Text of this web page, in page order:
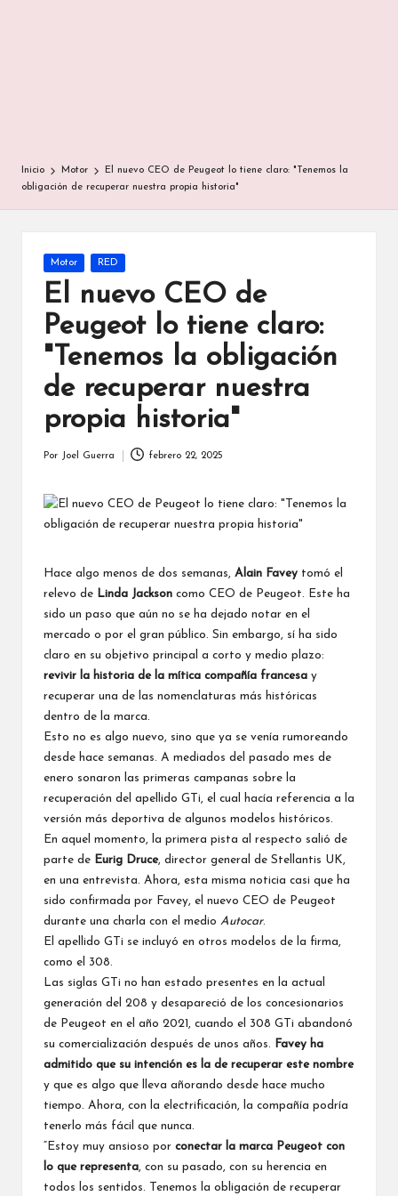
Inicio Motor
El nuevo CEO de Peugeot lo tiene claro: "Tenemos la
obligación de recuperar nuestra propia historia"
Publicada
en
Motor RED
El nuevo CEO de
Peugeot lo tiene claro:
"Tenemos la obligación
de recuperar nuestra
propia historia"
Por Joel Guerra febrero 22, 2025
Hace algo menos de dos semanas, Alain Favey tomó el
relevo de Linda Jackson como CEO de Peugeot. Este ha
sido un paso que aún no se ha dejado notar en el
mercado o por el gran público. Sin embargo, sí ha sido
claro en su objetivo principal a corto y medio plazo:
revivir la historia de la mítica compañía francesa y
recuperar una de las nomenclaturas más históricas
dentro de la marca.
Esto no es algo nuevo, sino que ya se venía rumoreando
desde hace semanas. A mediados del pasado mes de
enero sonaron las primeras campanas sobre la
recuperación del apellido GTi , el cual hacía referencia a la
versión más deportiva de algunos modelos históricos.
En aquel momento, la primera pista al respecto salió de
parte de Eurig Druce, director general de Stellantis UK,
en una entrevista. Ahora, esta misma noticia casi que ha
sido confirmada por Favey, el nuevo CEO de Peugeot
durante una charla con el medio Autocar.
El apellido GTi se incluyó en otros modelos de la firma,
como el 308.
Las siglas GTi no han estado presentes en la actual
generación del 208 y desapareció de los concesionarios
de Peugeot en el año 2021, cuando el 308 GTi abandonó
su comercialización después de unos años.
Favey ha
admitido que su intención es la de recuperar este nombre
y que es algo que lleva añorando desde hace mucho
tiempo. Ahora, con la electrificación, la compañía podría
tenerlo más fácil que nunca.
“Estoy muy ansioso por conectar la marca Peugeot con
lo que representa , con su pasado, con su herencia en
todos los sentidos. Tenemos la obligación de recuperar